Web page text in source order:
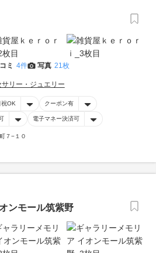
ミ 4件 写真 21枚
サリー・ジュエリー
祝OK クーポン有
電子マネー決済可
７−１０
ンモール筑紫野